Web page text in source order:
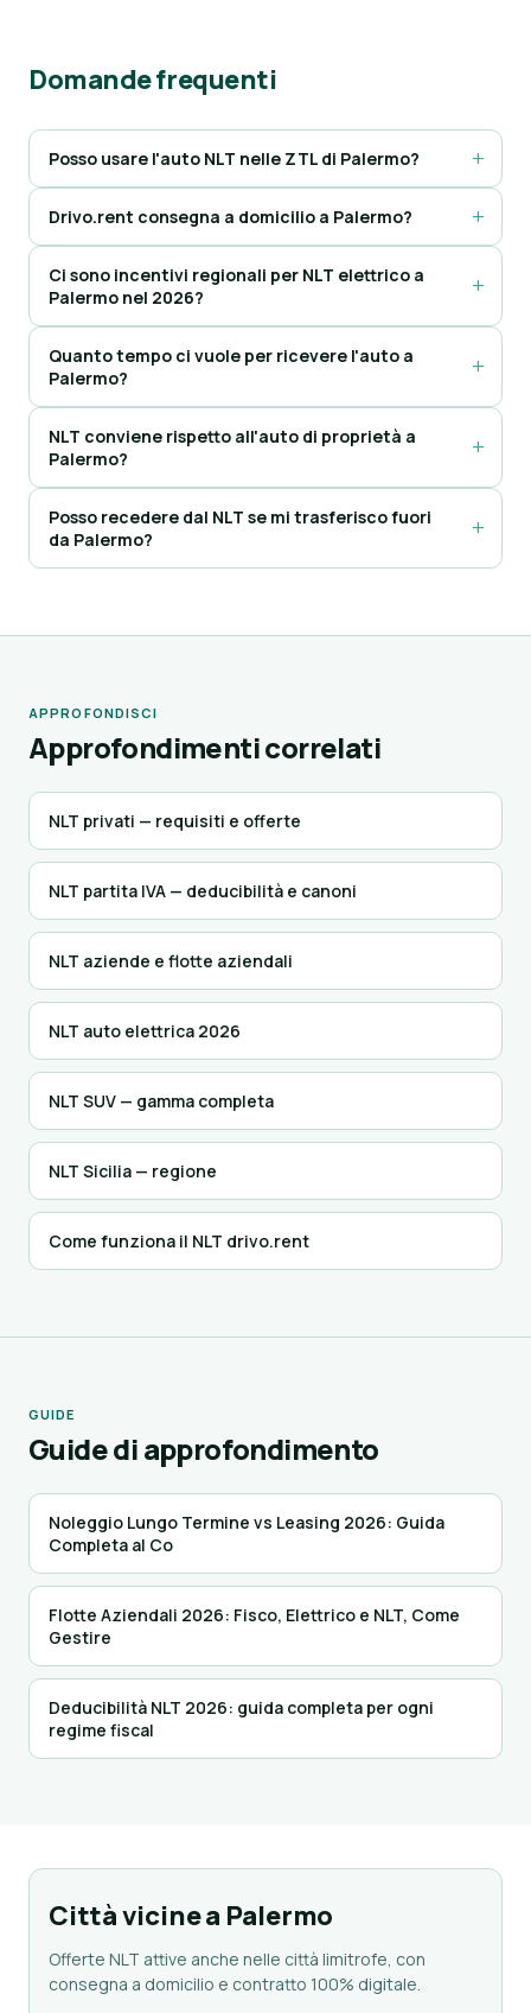
Domande frequenti
Posso usare l'auto NLT nelle ZTL di Palermo?
Drivo.rent consegna a domicilio a Palermo?
Ci sono incentivi regionali per NLT elettrico a
Palermo nel 2026?
Quanto tempo ci vuole per ricevere l'auto a
Palermo?
NLT conviene rispetto all'auto di proprietà a
Palermo?
Posso recedere dal NLT se mi trasferisco fuori
da Palermo?
APPROFONDISCI
Approfondimenti correlati
NLT privati — requisiti e offerte
NLT partita IVA — deducibilità e canoni
NLT aziende e flotte aziendali
NLT auto elettrica 2026
NLT SUV — gamma completa
NLT Sicilia — regione
Come funziona il NLT drivo.rent
GUIDE
Guide di approfondimento
Noleggio Lungo Termine vs Leasing 2026: Guida
Completa al Co
Flotte Aziendali 2026: Fisco, Elettrico e NLT, Come
Gestire
Deducibilità NLT 2026: guida completa per ogni
regime fiscal
Città vicine a Palermo
Offerte NLT attive anche nelle città limitrofe, con
consegna a domicilio e contratto 100% digitale.